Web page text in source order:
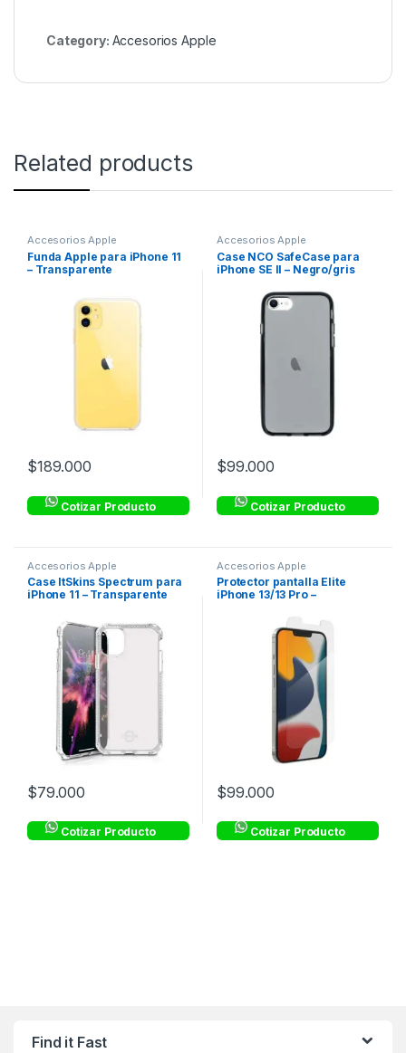
Category: Accesorios Apple
Related products
Accesorios Apple
Funda Apple para iPhone 11
– Transparente
$189.000
Cotizar Producto
Accesorios Apple
Case NCO SafeCase para
iPhone SE II – Negro/gris
$99.000
Cotizar Producto
Accesorios Apple
Case ItSkins Spectrum para
iPhone 11 – Transparente
$79.000
Cotizar Producto
Accesorios Apple
Protector pantalla Elite
iPhone 13/13 Pro –
$99.000
Cotizar Producto
Find it Fast